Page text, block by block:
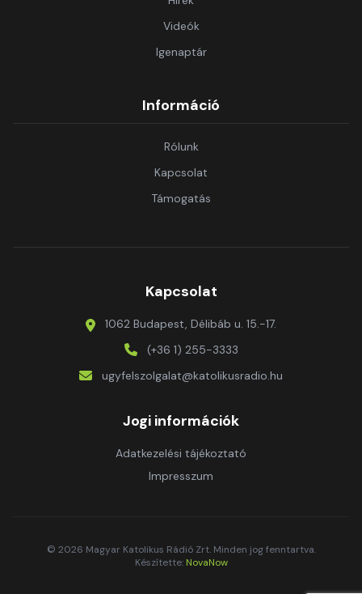
Videók
Igenaptár
Információ
Rólunk
Kapcsolat
Támogatás
Kapcsolat
1062 Budapest, Délibáb u. 15.-17.
(+36 1) 255-3333
ugyfelszolgalat@katolikusradio.hu
Jogi információk
Adatkezelési tájékoztató
Impresszum
© 2026 Magyar Katolikus Rádió Zrt. Minden jog fenntartva.
Készítette: NovaNow